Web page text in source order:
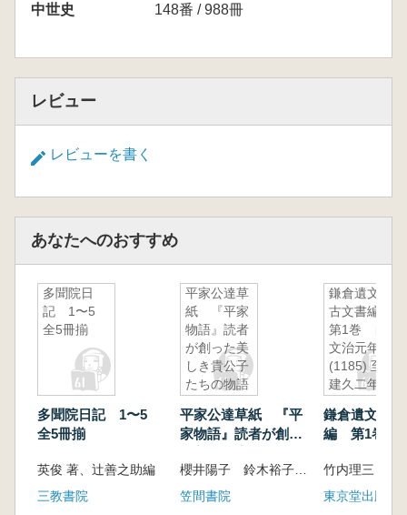
中世史
148番 / 988冊
レビュー
レビューを書く
あなたへのおすすめ
多聞院日
記 1〜5
全5冊揃
多聞院日記 1〜5
全5冊揃
英俊 著、辻善之助編
三教書院
平家公達草
紙 『平家
物語』読者
が創った美
しき貴公子
たちの物語
平家公達草紙 『平
家物語』読者が創っ
の物語
笠間書院
鎌倉遺文
古文書編
第1巻 自
文治元年
(1185) 至
建久二年
鎌倉遺文 古
編 第1巻
年(1191)
竹内理三 編
東京堂出版